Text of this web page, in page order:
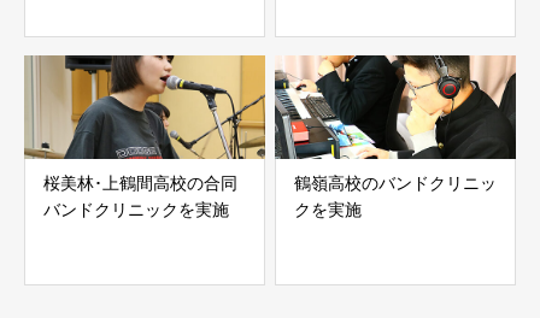
桜美林･上鶴間高校の合同
バンドクリニックを実施
鶴嶺高校のバンドクリニッ
クを実施